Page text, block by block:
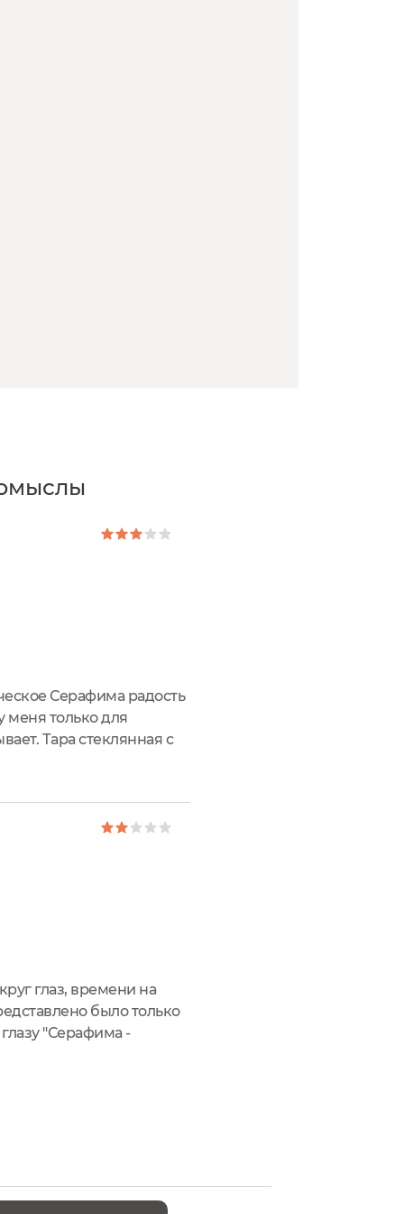
Серафима радость
меня только для
Тара стеклянная с
глаз, времени на
было только
"Серафима -